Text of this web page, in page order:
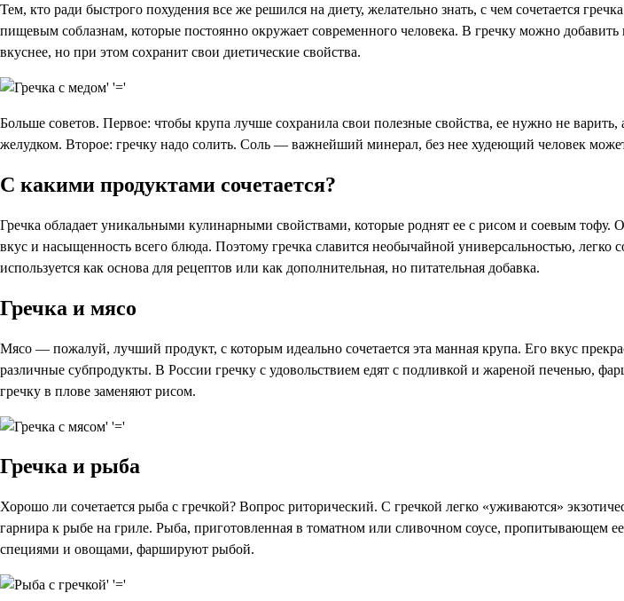
Тем, кто ради быстрого похудения все же решился на диету, желательно знать, с чем сочетается
пищевым соблазнам, которые постоянно окружает современного человека. В гречку можно
вкуснее, но при этом сохранит свои диетические свойства.
Больше советов. Первое: чтобы крупа лучше сохранила свои полезные свойства, ее нужно не
желудком. Второе: гречку надо солить. Соль — важнейший минерал, без нее худеющий человек
С какими продуктами сочетается?
Гречка обладает уникальными кулинарными свойствами, которые роднят ее с рисом и соевым
вкус и насыщенность всего блюда. Поэтому гречка славится необычайной универсальностью,
используется как основа для рецептов или как дополнительная, но питательная добавка.
Гречка и мясо
Мясо — пожалуй, лучший продукт, с которым идеально сочетается эта манная крупа. Его вкус
различные субпродукты. В России гречку с удовольствием едят с подливкой и жареной печенью,
гречку в плове заменяют рисом.
Гречка и рыба
Хорошо ли сочетается рыба с гречкой? Вопрос риторический. С гречкой легко «уживаются»
гарнира к рыбе на гриле. Рыба, приготовленная в томатном или сливочном соусе, пропитывающем
специями и овощами, фаршируют рыбой.